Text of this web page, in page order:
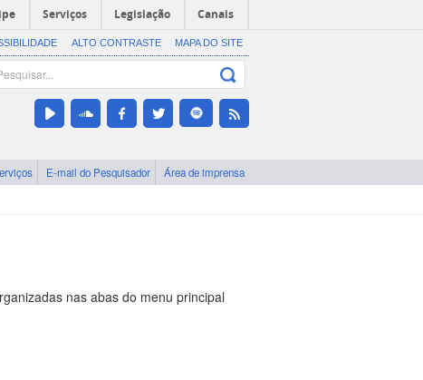
Serviços Legislação Canais
ALTO CONTRASTE MAPA DO SITE
E-mail do Pesquisador Área de imprensa
nas abas do menu principal